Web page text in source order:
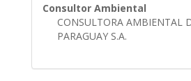
Consultor Ambiental
CONSULTORA AMBIENTAL
PARAGUAY S.A.